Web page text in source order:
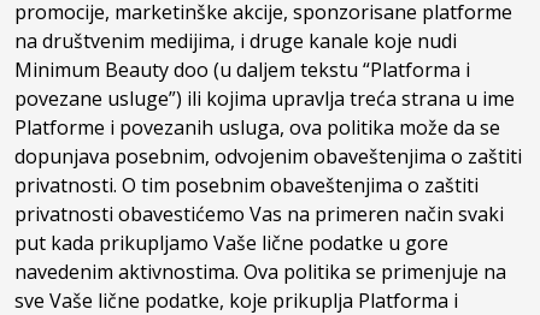
promocije, marketinške akcije, sponzorisane platforme
na društvenim medijima, i druge kanale koje nudi
Minimum Beauty doo (u daljem tekstu “Platforma i
povezane usluge”) ili kojima upravlja treća strana u ime
Platforme i povezanih usluga, ova politika može da se
dopunjava posebnim, odvojenim obaveštenjima o zaštiti
privatnosti. O tim posebnim obaveštenjima o zaštiti
privatnosti obavestićemo Vas na primeren način svaki
put kada prikupljamo Vaše lične podatke u gore
navedenim aktivnostima. Ova politika se primenjuje na
sve Vaše lične podatke, koje prikuplja Platforma i